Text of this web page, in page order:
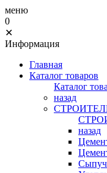
меню
0
✕
Информация
Главная
Каталог товаров
Каталог
назад
назад